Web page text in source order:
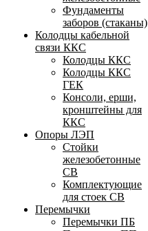
Фундаменты
заборов (стаканы)
Колодцы кабельной
связи ККС
Колодцы ККС
Колодцы ККС
ГЕК
Консоли, ерши,
кронштейны для
ККС
Опоры ЛЭП
Стойки
железобетонные
СВ
Комплектующие
для стоек СВ
Перемычки
Перемычки ПБ